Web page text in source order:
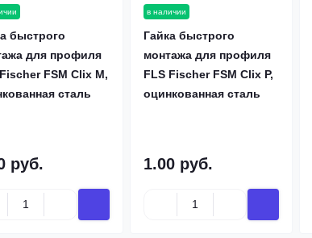
быстрого
для профиля
FSM Clix M,
сталь
руб.
в наличии
Гайка быстрого
монтажа для профиля
FLS Fischer FSM Clix P,
оцинкованная сталь
1.00 руб.